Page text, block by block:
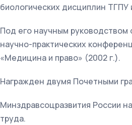
биологических дисциплин
Под его научным руководством
научно-практических
«Медицина и право» (2002 г.).
Награжден двумя Почетными
Минздравсоцразвития России
труда.